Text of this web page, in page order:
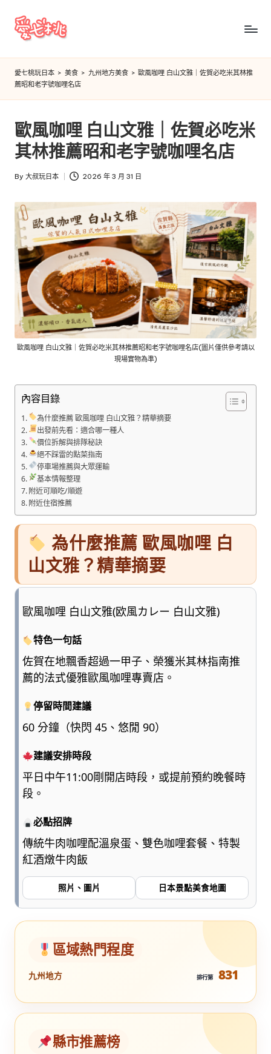
Skip
愛
七
桃
玩
日
本
愛七桃玩日本 > 美食 > 九州地方美食 > 歐風咖哩 白山文雅｜佐賀必吃米其林推
薦昭和老字號咖哩名店
歐風咖哩 白山文雅｜佐賀必吃米
其林推薦昭和老字號咖哩名店
Posted
By 大叔玩日本 2026 年 3 月 31 日
歐風咖哩 白山文雅｜佐賀必吃米其林推薦昭和老字號咖哩名店(圖片僅供參考請以
現場實物為準)
內容目錄
為什麼推薦 歐風咖哩 白山文雅？精華摘要
出發前先看：適合哪一種人
價位拆解與排隊秘訣
絕不踩雷的點菜指南
停車場推薦與大眾運輸
基本情報整理
附近可順吃/順遊
附近住宿推薦
為什麼推薦 歐風咖哩 白
山文雅？精華摘要
歐風咖哩 白山文雅(欧風カレー 白山文雅)
特色一句話
佐賀在地飄香超過一甲子、榮獲米其林指南推
薦的法式優雅歐風咖哩專賣店。
停留時間建議
60 分鐘（快閃 45、悠閒 90）
建議安排時段
平日中午11:00剛開店時段，或提前預約晚餐時
段。
必點招牌
傳統牛肉咖哩配溫泉蛋、雙色咖哩套餐、特製
紅酒燉牛肉飯
照片、圖片 日本景點美食地圖
區域熱門程度
九州地方 排行第 831
縣市推薦榜